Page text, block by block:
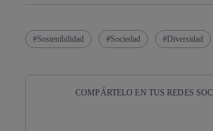
Sostenibilidad Sociedad Diversidad
COMPÁRTELO EN TUS REDES